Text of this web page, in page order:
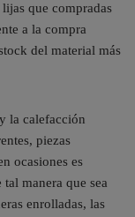
que compradas
a la compra
del material más
la calefacción
piezas
ocasiones es
manera que sea
enrolladas, las